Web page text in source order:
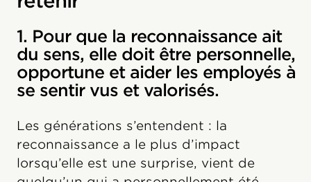
1. Pour que la reconnaissance ait
du sens, elle doit être personnelle,
opportune et aider les employés à
se sentir vus et valorisés.
Les générations s’entendent : la
reconnaissance a le plus d’impact
lorsqu’elle est une surprise, vient de